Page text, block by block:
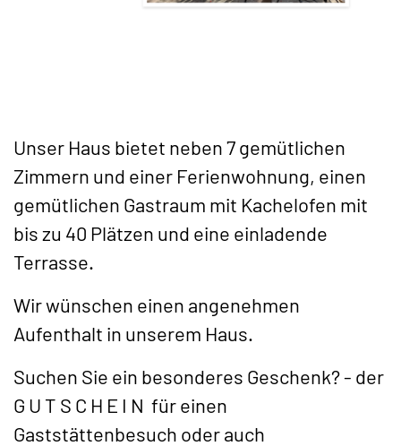
Unser Haus bietet neben 7 gemütlichen
Zimmern und einer Ferienwohnung, einen
gemütlichen Gastraum mit Kachelofen mit
bis zu 40 Plätzen und eine einladende
Terrasse.
Wir wünschen einen angenehmen
Aufenthalt in unserem Haus.
Suchen Sie ein besonderes Geschenk? - der
G U T S C H E I N für einen
Gaststättenbesuch oder auch